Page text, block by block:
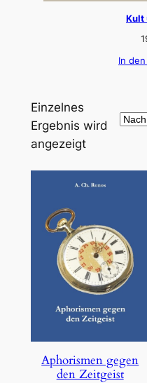
Kult
In
Einzelnes
Ergebnis wird
angezeigt
Aphorismen gegen
den Zeitgeist